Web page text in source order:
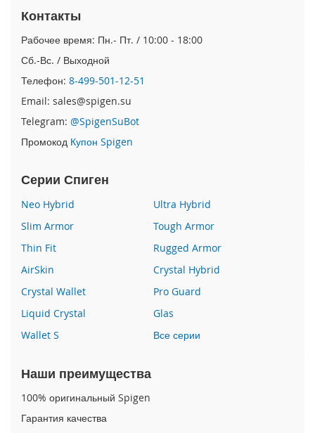
o
n
e
A
i
r
i
P
h
e
7
P
h
o
n
1
6
P
o
a
Контакты
Рабочее время: Пн.- Пт. / 10:00 - 18:00
Сб.-Вс. / Выходной
Телефон: 8-499-501-12-51
Email: sales@spigen.su
Telegram: @SpigenSuBot
Промокод Купон Spigen
Серии Спиген
Neo Hybrid
Ultra Hybrid
Slim Armor
Tough Armor
Thin Fit
Rugged Armor
AirSkin
Crystal Hybrid
Crystal Wallet
Pro Guard
Liquid Crystal
Glas
Wallet S
Все серии
Наши преимущества
100% оригинальный Spigen
Гарантия качества